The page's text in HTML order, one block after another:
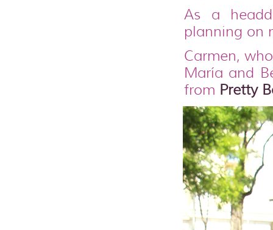
As a
planning on
Carmen,
María and
from Pretty